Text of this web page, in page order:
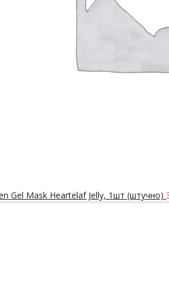
Gel Mask Heartelaf Jelly, 1шт (штучно)